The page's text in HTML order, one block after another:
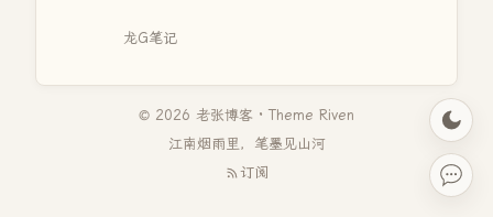
龙G笔记
© 2026 老张博客 · Theme Riven
江南烟雨里，笔墨见山河
订阅